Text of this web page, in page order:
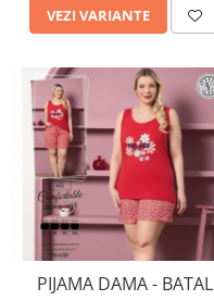
VEZI VARIANTE
PIJAMA DAMA - BATAL